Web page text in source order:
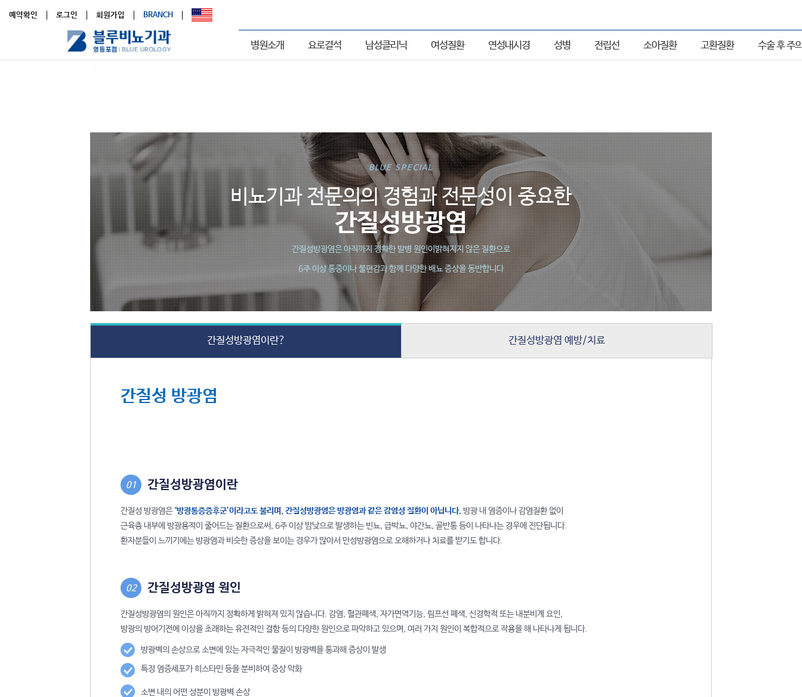
예약확인 로그인 회원가입 BRANCH
병원소개 요로결석 남성클리닉 여성질환 연성내시경 성병 전립선 소아질환 고환질환 수술 후 주
BLUE SPECIAL
비뇨기과 전문의의 경험과 전문성이 중요한
간질성방광염
간질성방광염은 아직까지 정확한 발병 원인이밝혀지지 않은 질환으로
6주 이상 통증이나 불편감과 함께 다양한 배뇨 증상을 동반합니다
간질성방광염이란? 간질성방광염 예방/치료
간질성 방광염
01 간질성방광염이란
간질성 방광염은‘방광통증증후군’이라고도 불리며, 간질성방광염은 방광염과 같은 감염성 질환이 아닙니다. 방광 내 염증이나 감염질환 없이
근육층 내부에 방광용적이 줄어드는 질환으로써, 6주 이상 밤낮으로 발생하는 빈뇨, 급박뇨, 야간뇨, 골반통 등이 나타나는 경우에 진단됩니다.
환자분들이 느끼기에는 방광염과 비슷한 증상을 보이는 경우가 많아서 만성방광염으로 오해하거나 치료를 받기도 합니다.
02 간질성방광염 원인
간질성방광염의 원인은 아직까지 정확하게 밝혀져 있지 않습니다. 감염, 혈관폐색, 자가면역기능, 림프선 폐색, 신경학적 또는 내분비계 요인,
방광의 방어기전에 이상을 초래하는 유전적인 결함 등의 다양한 원인으로 파악하고 있으며, 여러 가지 원인이 복합적으로 작용을 해 나타나게 됩니다.
방광벽의 손상으로 소변에 있는 자극적인 물질이 방광벽을 통과해 증상이 발생
특정 염증세포가 히스타민 등을 분비하여 증상 악화
소변 내의 어떤 성분이 방광벽 손상